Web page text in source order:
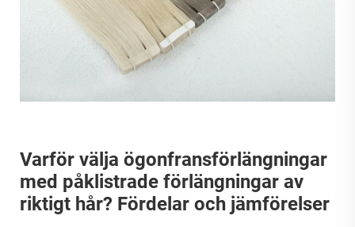
Varför välja ögonfransförlängningar
med påklistrade förlängningar av
riktigt hår? Fördelar och jämförelser